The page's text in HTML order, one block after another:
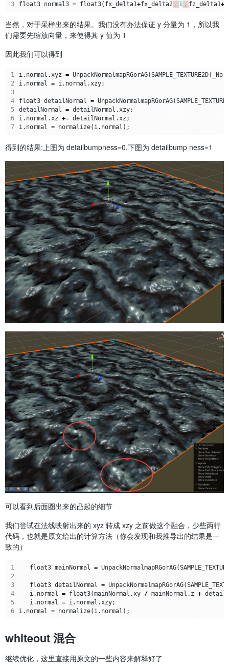
3
float3 normal3 = float3( fx_delta1+fx_delta2 ， 1 ， fz_delta1+
当然，对于采样出来的结果。我们没有办法保证 y 分量为 1，所以我
们需要先缩放向量，来使得其 y 值为 1
因此我们可以得到
1 i. normal .xyz = UnpackNormalmapRGorAG(SAMPLE_TEXTURE2D(
2
i. normal = i. normal .xzy;
3
4
float3 detailNormal = UnpackNormalmapRGorAG(
5
detailNormal = detailNormal .xzy;
6
i. normal .xz += detailNormal .xz ;
7
i. normal = normalize( i. normal );
得到的结果:上图为 detailbumpness=0,下图为 detailbump ness=1
可以看到后面圈出来的凸起的细节
我们尝试在法线映射出来的 xyz 转成 xzy 之前做这个融合，少些两行
代码，也就是原文给出的计算方法（你会发现和我推导出的结果是一
致的）
1 float3 mainNormal = UnpackNormalmapRGorAG(
2
3
float3 detailNormal = UnpackNormalmapRGorAG(
4
i. normal = float3(mainNormal .xy / mainNormal . z +
5
i. normal = i. normal .xzy;
6
i. normal = normalize( i. normal );
whiteout 混合
继续优化，这里直接用原文的一些内容来解释好了